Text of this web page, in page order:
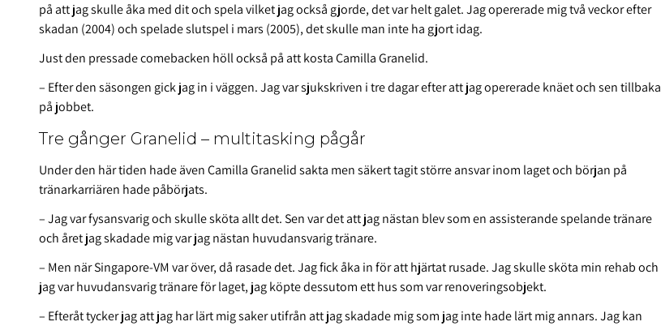
på att jag skulle åka med dit och spela vilket jag också gjorde, det var helt galet. Jag opererade mig två veckor efter
skadan (2004) och spelade slutspel i mars (2005), det skulle man inte ha gjort idag.
Just den pressade comebacken höll också på att kosta Camilla Granelid.
– Efter den säsongen gick jag in i väggen. Jag var sjukskriven i tre dagar efter att jag opererade knäet och sen tillbaka
på jobbet.
Tre gånger Granelid – multitasking pågår
Under den här tiden hade även Camilla Granelid sakta men säkert tagit större ansvar inom laget och början på
tränarkarriären hade påbörjats.
– Jag var fysansvarig och skulle sköta allt det. Sen var det att jag nästan blev som en assisterande spelande tränare
och året jag skadade mig var jag nästan huvudansvarig tränare.
– Men när Singapore-VM var över, då rasade det. Jag fick åka in för att hjärtat rusade. Jag skulle sköta min rehab och
jag var huvudansvarig tränare för laget, jag köpte dessutom ett hus som var renoveringsobjekt.
– Efteråt tycker jag att jag har lärt mig saker utifrån att jag skadade mig som jag inte hade lärt mig annars. Jag kan